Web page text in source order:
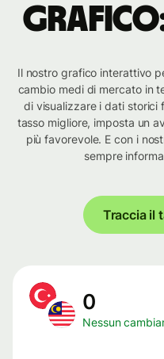
Grafico:
Il nostro grafico interattivo
cambio medi di mercato in
di visualizzare i dati storici
tasso migliore, imposta un
più favorevole. E con i
sempre
Traccia il
0
Nessun